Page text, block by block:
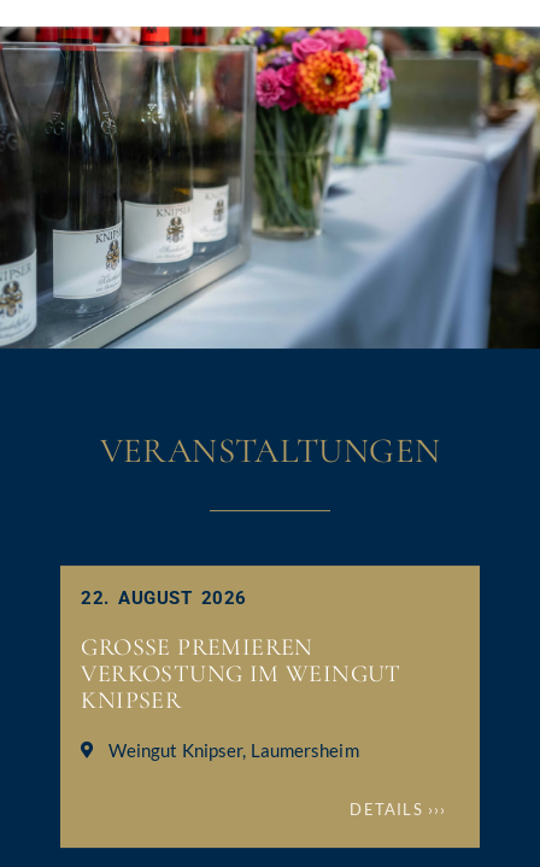
VERANSTALTUNGEN
22. AUGUST 2026
GROSSE PREMIEREN
VERKOSTUNG IM WEINGUT
KNIPSER
Weingut Knipser, Laumersheim
DETAILS ›››